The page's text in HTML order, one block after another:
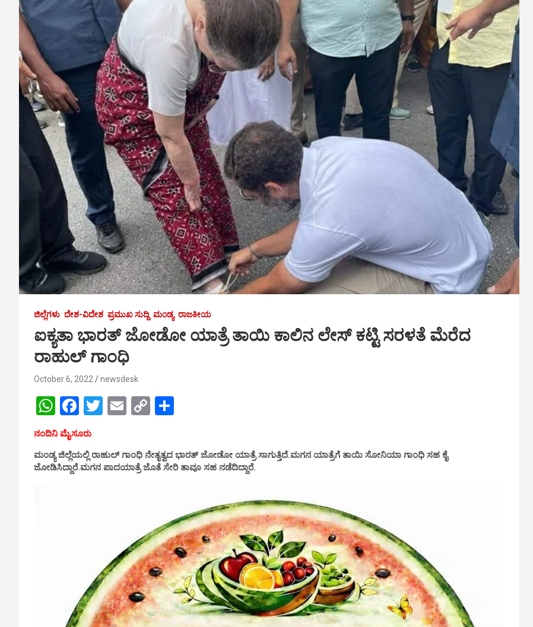
ಜಿಲ್ಲೆಗಳು ದೇಶ-ವಿದೇಶ ಪ್ರಮುಖ ಸುದ್ದಿ ಮಂಡ್ಯ ರಾಜಕೀಯ
ಐಕ್ಯತಾ ಭಾರತ್ ಜೋಡೋ ಯಾತ್ರೆ ತಾಯಿ ಕಾಲಿನ ಲೇಸ್ ಕಟ್ಟಿ ಸರಳತೆ ಮೆರೆದ
ರಾಹುಲ್ ಗಾಂಧಿ
October 6, 2022 newsdesk
W
h
at
s
F
a
ce
b
T
er
E
C
Li e
ನಂದಿನಿ ಮೈಸೂರು
ಮಂಡ್ಯ ಜಿಲ್ಲೆಯಲ್ಲಿ ರಾಹುಲ್ ಗಾಂಧಿ ನೇತೃತ್ವದ ಭಾರತ್ ಜೋಡೋ ಯಾತ್ರೆ ಸಾಗುತ್ತಿದೆ.ಮಗನ ಯಾತ್ರೆಗೆ ತಾಯಿ ಸೋನಿಯಾ ಗಾಂಧಿ ಸಹ ಕೈ
ಜೋಡಿಸಿದ್ದಾರೆ.ಮಗನ ಪಾದಯಾತ್ರೆ ಜೊತೆ ಸೇರಿ ತಾವೂ ಸಹ ನಡೆದಿದ್ದಾರೆ.